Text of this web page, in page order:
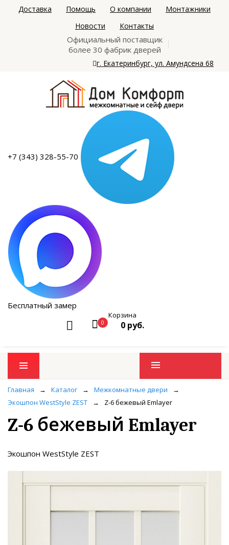
Доставка Помощь О компании
Монтажники
Новости
Контакты
Официальный поставщик
более 30 фабрик дверей
г. Екатеринбург, ул. Амундсена 68
+7 (343) 328-55-70
Бесплатный замер
0
Корзина
0 руб.
Промо товары
Главная → Каталог → Межкомнатные двери
→
Экошпон WestStyle ZEST
→ Z-6 бежевый Emlayer
Z-6 бежевый Emlayer
Экошпон WestStyle ZEST